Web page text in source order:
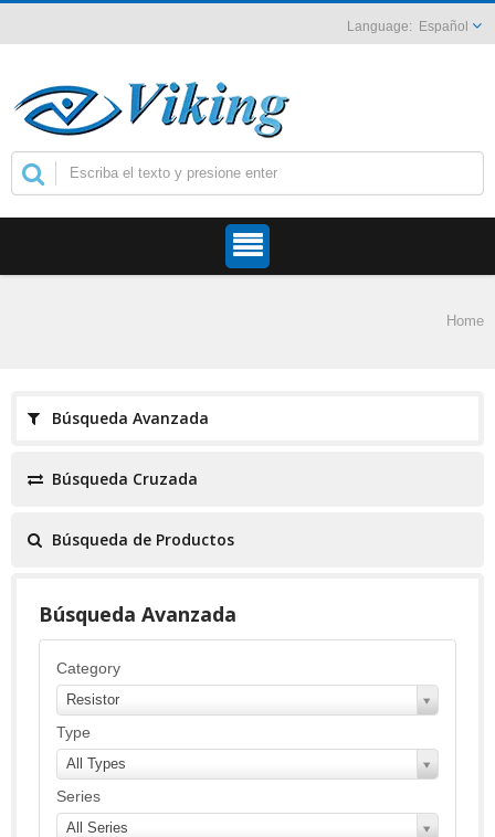
Español
Home
Búsqueda Avanzada
Búsqueda Cruzada
Búsqueda de Productos
Búsqueda Avanzada
Category
Resistor
Type
All Types
Series
All Series